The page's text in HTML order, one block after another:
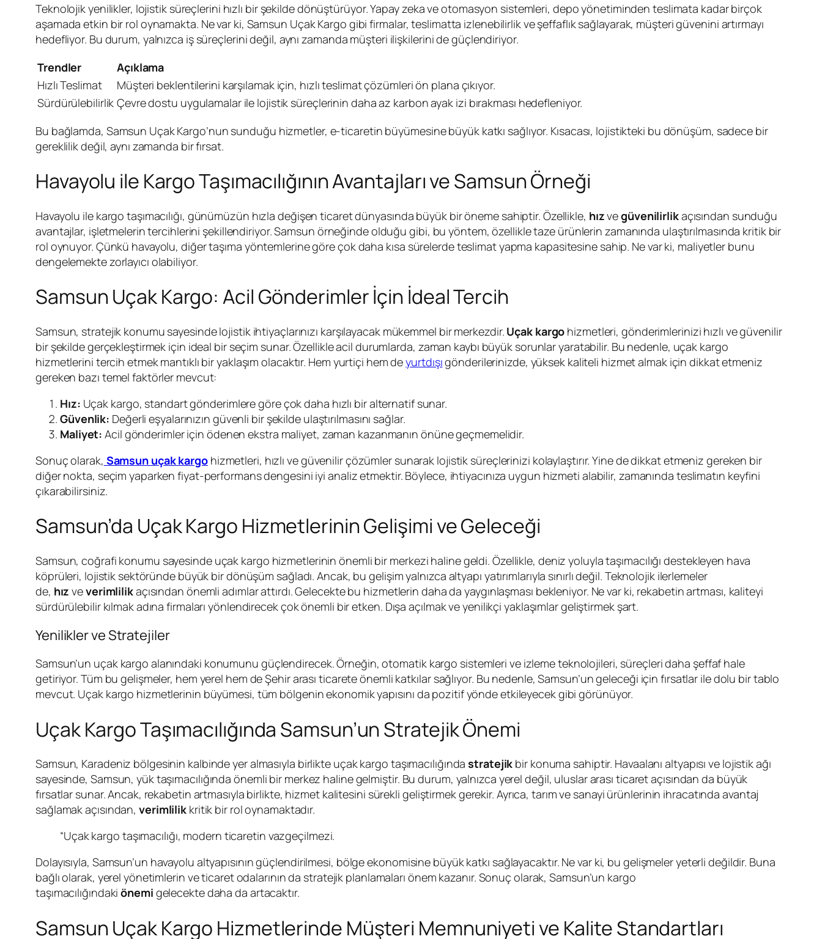
Teknolojik yenilikler, lojistik süreçlerini hızlı bir şekilde dönüştürüyor. Yapay zeka ve otomasyon sistemleri, depo yönetiminden teslimata kadar birçok
aşamada etkin bir rol oynamakta. Ne var ki, Samsun Uçak Kargo gibi firmalar, teslimatta izlenebilirlik ve şeffaflık sağlayarak, müşteri güvenini artırmayı
hedefliyor. Bu durum, yalnızca iş süreçlerini değil, aynı zamanda müşteri ilişkilerini de güçlendiriyor.
Trendler
Açıklama
Hızlı Teslimat
Müşteri beklentilerini karşılamak için, hızlı teslimat çözümleri ön plana çıkıyor.
Sürdürülebilirlik Çevre dostu uygulamalar ile lojistik süreçlerinin daha az karbon ayak izi bırakması hedefleniyor.
Bu bağlamda, Samsun Uçak Kargo’nun sunduğu hizmetler, e-ticaretin büyümesine büyük katkı sağlıyor. Kısacası, lojistikteki bu dönüşüm, sadece bir
gereklilik değil, aynı zamanda bir fırsat.
Havayolu ile Kargo Taşımacılığının Avantajları ve Samsun Örneği
Havayolu ile kargo taşımacılığı, günümüzün hızla değişen ticaret dünyasında büyük bir öneme sahiptir. Özellikle, hızvegüvenilirlikaçısından sunduğu
avantajlar, işletmelerin tercihlerini şekillendiriyor. Samsun örneğinde olduğu gibi, bu yöntem, özellikle taze ürünlerin zamanında ulaştırılmasında kritik bir
rol oynuyor. Çünkü havayolu, diğer taşıma yöntemlerine göre çok daha kısa sürelerde teslimat yapma kapasitesine sahip. Ne var ki, maliyetler bunu
dengelemekte zorlayıcı olabiliyor.
Samsun Uçak Kargo: Acil Gönderimler İçin İdeal Tercih
Samsun, stratejik konumu sayesinde lojistik ihtiyaçlarınızı karşılayacak mükemmel bir merkezdir. Uçak kargo hizmetleri, gönderimlerinizi hızlı ve güvenilir
bir şekilde gerçekleştirmek için ideal bir seçim sunar. Özellikle acil durumlarda, zaman kaybı büyük sorunlar yaratabilir. Bu nedenle, uçak kargo
hizmetlerini tercih etmek mantıklı bir yaklaşım olacaktır. Hem yurtiçi hem deyurtdışıgönderilerinizde, yüksek kaliteli hizmet almak için dikkat etmeniz
gereken bazı temel faktörler mevcut:
Hız: Uçak kargo, standart gönderimlere göre çok daha hızlı bir alternatif sunar.
Güvenlik: Değerli eşyalarınızın güvenli bir şekilde ulaştırılmasını sağlar.
Maliyet: Acil gönderimler için ödenen ekstra maliyet, zaman kazanmanın önüne geçmemelidir.
Sonuç olarak, Samsun uçak kargohizmetleri, hızlı ve güvenilir çözümler sunarak lojistik süreçlerinizi kolaylaştırır. Yine de dikkat etmeniz gereken bir
diğer nokta, seçim yaparken fiyat-performans dengesini iyi analiz etmektir. Böylece, ihtiyacınıza uygun hizmeti alabilir, zamanında teslimatın keyfini
çıkarabilirsiniz.
Samsun’da Uçak Kargo Hizmetlerinin Gelişimi ve Geleceği
Samsun, coğrafi konumu sayesinde uçak kargo hizmetlerinin önemli bir merkezi haline geldi. Özellikle, deniz yoluyla taşımacılığı destekleyen hava
köprüleri, lojistik sektöründe büyük bir dönüşüm sağladı. Ancak, bu gelişim yalnızca altyapı yatırımlarıyla sınırlı değil. Teknolojik ilerlemeler
de, hız veverimlilikaçısından önemli adımlar attırdı. Gelecekte bu hizmetlerin daha da yaygınlaşması bekleniyor. Ne var ki, rekabetin artması, kaliteyi
sürdürülebilir kılmak adına firmaları yönlendirecek çok önemli bir etken. Dışa açılmak ve yenilikçi yaklaşımlar geliştirmek şart.
Yenilikler ve Stratejiler
Samsun’un uçak kargo alanındaki konumunu güçlendirecek. Örneğin, otomatik kargo sistemleri ve izleme teknolojileri, süreçleri daha şeffaf hale
getiriyor. Tüm bu gelişmeler, hem yerel hem de Şehir arası ticarete önemli katkılar sağlıyor. Bu nedenle, Samsun’un geleceği için fırsatlar ile dolu bir tablo
mevcut. Uçak kargo hizmetlerinin büyümesi, tüm bölgenin ekonomik yapısını da pozitif yönde etkileyecek gibi görünüyor.
Uçak Kargo Taşımacılığında Samsun’un Stratejik Önemi
Samsun, Karadeniz bölgesinin kalbinde yer almasıyla birlikte uçak kargo taşımacılığındastratejik bir konuma sahiptir. Havaalanı altyapısı ve lojistik ağı
sayesinde, Samsun, yük taşımacılığında önemli bir merkez haline gelmiştir. Bu durum, yalnızca yerel değil, uluslar arası ticaret açısından da büyük
fırsatlar sunar. Ancak, rekabetin artmasıyla birlikte, hizmet kalitesini sürekli geliştirmek gerekir. Ayrıca, tarım ve sanayi ürünlerinin ihracatında avantaj
sağlamak açısından, verimlilik kritik bir rol oynamaktadır.
“Uçak kargo taşımacılığı, modern ticaretin vazgeçilmezi.
Dolayısıyla, Samsun’un havayolu altyapısının güçlendirilmesi, bölge ekonomisine büyük katkı sağlayacaktır. Ne var ki, bu gelişmeler yeterli değildir. Buna
bağlı olarak, yerel yönetimlerin ve ticaret odalarının da stratejik planlamaları önem kazanır. Sonuç olarak, Samsun’un kargo
taşımacılığındakiönemi gelecekte daha da artacaktır.
Samsun Uçak Kargo Hizmetlerinde Müşteri Memnuniyeti ve Kalite Standartları